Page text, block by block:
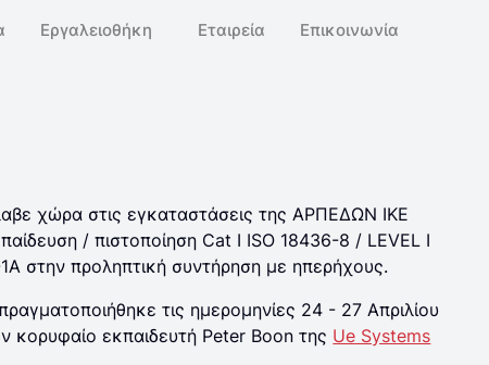
Εργαλειοθήκη Εταιρεία Επικοινωνία
χώρα στις εγκαταστάσεις της ΑΡΠΕΔΩΝ ΙΚΕ
/ πιστοποίηση Cat Ι ISO 18436-8 / LEVEL I
στην προληπτική συντήρηση με ηπερήχους.
τις ημερομηνίες 24 - 27 Απριλίου
κορυφαίο εκπαιδευτή Peter Boon της Ue Systems